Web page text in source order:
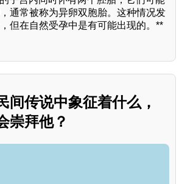
通常被称为异卵双胞胎。这种情况发
但在自然受孕中是有可能出现的。**
间传说中象征着什么，
崇拜他？